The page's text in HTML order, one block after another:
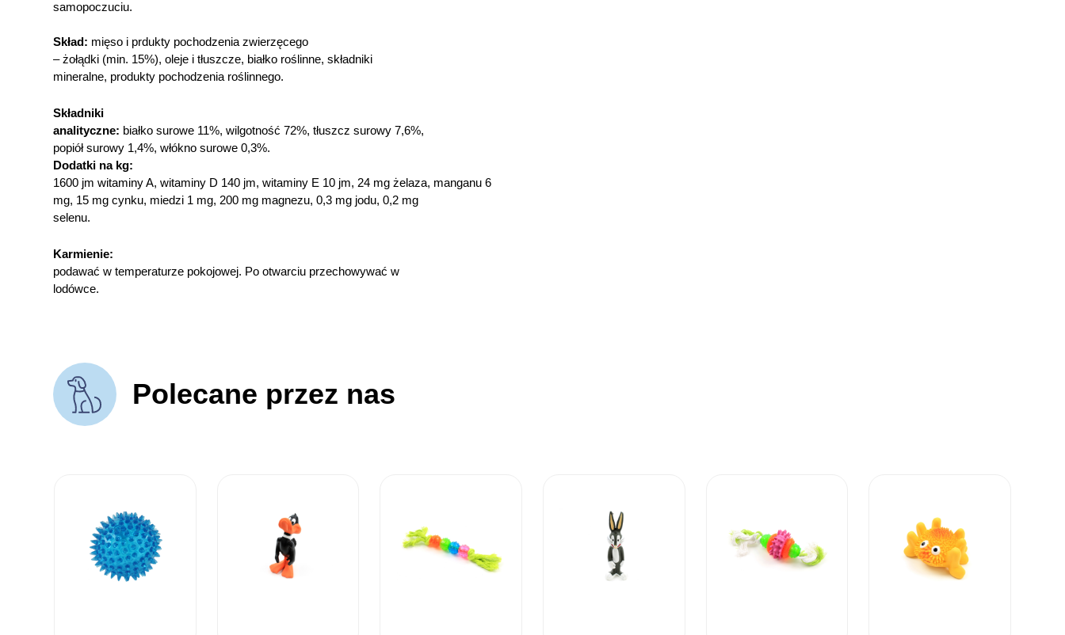
samopoczuciu.
Skład: mięso i prdukty pochodzenia zwierzęcego
– żołądki (min. 15%), oleje i tłuszcze, białko roślinne, składniki
mineralne, produkty pochodzenia roślinnego.
Składniki
analityczne: białko surowe 11%, wilgotność 72%, tłuszcz surowy 7,6%,
popiół surowy 1,4%, włókno surowe 0,3%.
Dodatki na kg:
1600 jm witaminy A, witaminy D 140 jm, witaminy E 10 jm, 24 mg żelaza, manganu 6
mg, 15 mg cynku, miedzi 1 mg, 200 mg magnezu, 0,3 mg jodu, 0,2 mg
selenu.
Karmienie:
podawać w temperaturze pokojowej. Po otwarciu przechowywać w
lodówce.
Polecane przez nas